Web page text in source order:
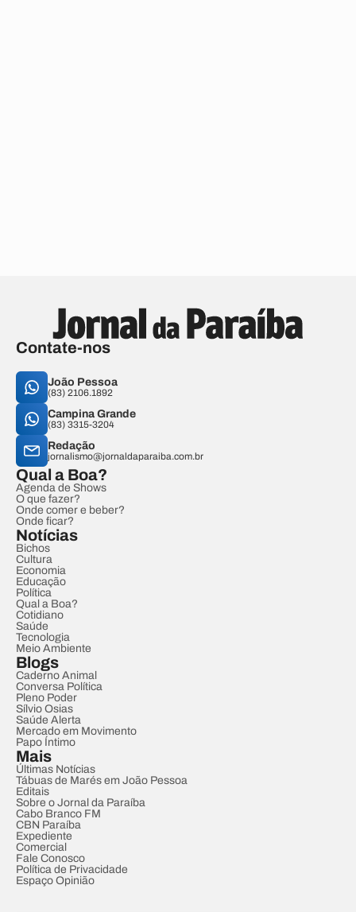
Contate-nos
João Pessoa
(83) 2106.1892
Campina Grande
(83) 3315-3204
Redação
jornalismo@jornaldaparaiba.com.br
Qual a Boa?
Agenda de Shows
O que fazer?
Onde comer e beber?
Onde ficar?
Notícias
Bichos
Cultura
Economia
Educação
Política
Qual a Boa?
Cotidiano
Saúde
Tecnologia
Meio Ambiente
Blogs
Caderno Animal
Conversa Política
Pleno Poder
Sílvio Osias
Saúde Alerta
Mercado em Movimento
Papo Íntimo
Mais
Últimas Notícias
Tábuas de Marés em João Pessoa
Editais
Sobre o Jornal da Paraíba
Cabo Branco FM
CBN Paraíba
Expediente
Comercial
Fale Conosco
Política de Privacidade
Espaço Opinião